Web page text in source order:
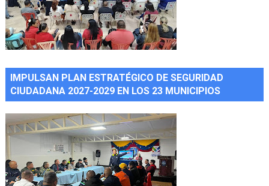
IMPULSAN PLAN ESTRATÉGICO DE SEGURIDAD
CIUDADANA 2027-2029 EN LOS 23 MUNICIPIOS